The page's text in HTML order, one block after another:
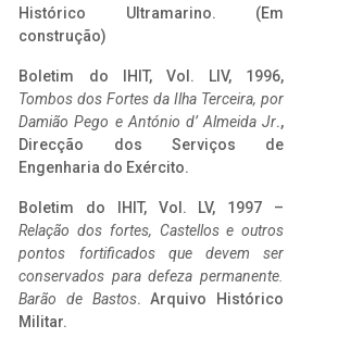
Histórico Ultramarino. (Em
construção)
Boletim do IHIT, Vol. LIV, 1996,
Tombos dos Fortes da Ilha Terceira, por
Damião Pego e António d’ Almeida Jr.,
Direcção dos Serviços de
Engenharia do Exército.
Boletim do IHIT, Vol. LV, 1997 –
Relação dos fortes, Castellos e outros
pontos fortificados que devem ser
conservados para defeza permanente.
Barão de Bastos. Arquivo Histórico
Militar.